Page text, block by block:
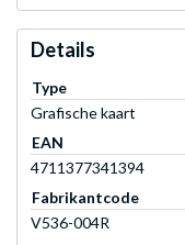
Details
Type
Grafische kaart
EAN
4711377341394
Fabrikantcode
V536-004R